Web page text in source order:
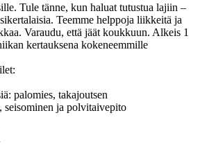
Tule tänne, kun haluat tutustua lajiin –
Teemme helppoja liikkeitä ja
Varaudu, että jäät koukkuun. Alkeis 1
kertauksena kokeneemmille
palomies, takajoutsen
seisominen ja polvitaivepito